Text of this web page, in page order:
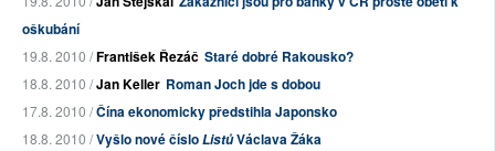
oškubání
19.8. 2010 /František Řezáč Staré dobré Rakousko?
18.8. 2010 /Jan Keller Roman Joch jde s dobou
17.8. 2010 /Čína ekonomicky předstihla Japonsko
18.8. 2010 /Vyšlo nové čísloListůVáclava Žáka